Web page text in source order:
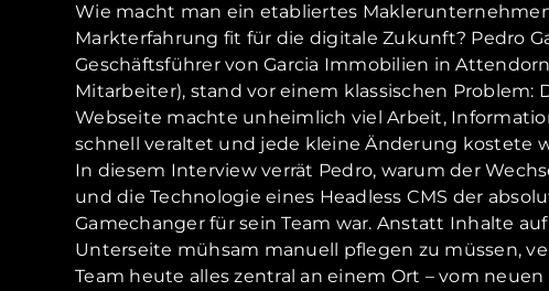
Wie macht man ein etabliertes
Markterfahrung fit für die digitale Zukunft? Pedro
Geschäftsführer von Garcia Immobilien in
Mitarbeiter), stand vor einem klassischen Problem:
Webseite machte unheimlich viel Arbeit,
schnell veraltet und jede kleine Änderung kostete
In diesem Interview verrät Pedro, warum der
und die Technologie eines Headless CMS der
Gamechanger für sein Team war. Anstatt Inhalte
Unterseite mühsam manuell pflegen zu müssen,
Team heute alles zentral an einem Ort – vom